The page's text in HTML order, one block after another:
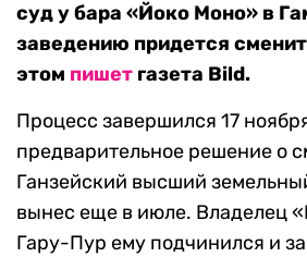
суд у бара «Йоко Моно» в
заведению придется
этом пишет газета Bild.
Процесс завершился 17
предварительное решение о
Ганзейский высший
вынес еще в июле. Владелец
Гару-Пур ему подчинился и